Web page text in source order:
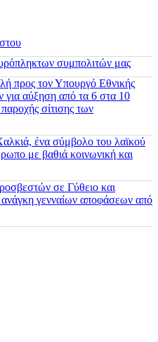
συμπολιτών μας
προς τον Υπουργό Εθνικής
για αύξηση από τα 6 στα 10
σίτισης των
ένα σύμβολο του λαϊκού
με βαθιά κοινωνική και
σε Γύθειο και
γενναίων αποφάσεων από